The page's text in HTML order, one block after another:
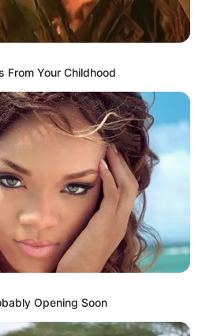
From Your Childhood
Opening Soon